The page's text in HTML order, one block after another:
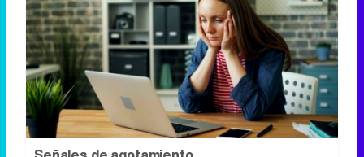
No es tu imaginación
¿Ves caras en enchufes, coches o nubes?
Tiene explicación